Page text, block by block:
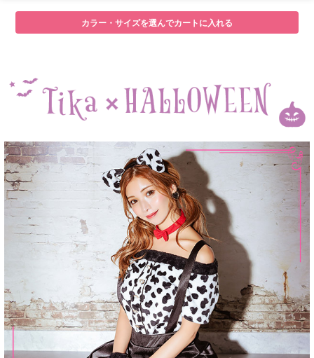
カラー・サイズを選んでカートに入れる